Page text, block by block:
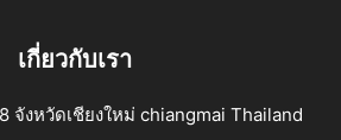
เกี่ยวกับเรา
จังหวัดเชียงใหม่ chiangmai Thailand